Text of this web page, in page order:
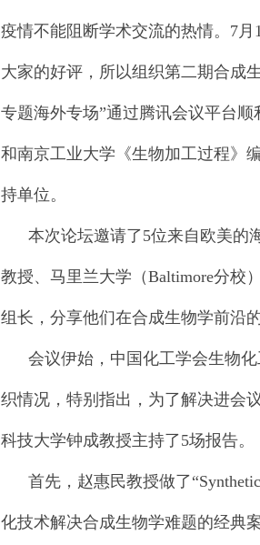
疫情不能阻断学术交流的热情。7
大家的好评，所以组织第二期合成
专题海外专场”通过腾讯会议平台
和南京工业大学《生物加工过程》
持单位。
本次论坛邀请了5位来自欧美的
教授、马里兰大学（Baltimore分校
组长，分享他们在合成生物学前沿
会议伊始，中国化工学会生物化
织情况，特别指出，为了解决进会
科技大学钟成教授主持了5场报告。
首先，赵惠民教授做了“Synthetic
化技术解决合成生物学难题的经典